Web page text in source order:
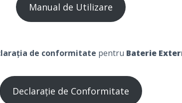
Manual de Utilizare
de conformitate pentru Baterie
Declarație de Conformitate